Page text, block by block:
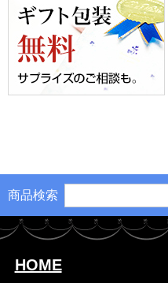
商品検索
HOME